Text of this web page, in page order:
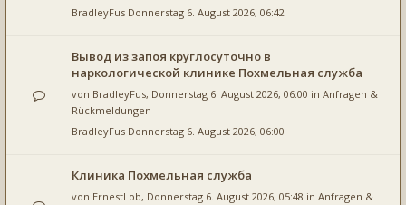
BradleyFus Donnerstag 6. August 2026, 06:42
Вывод из запоя круглосуточно в
наркологической клинике Похмельная служба
von BradleyFus, Donnerstag 6. August 2026, 06:00 in Anfragen &
Rückmeldungen
BradleyFus Donnerstag 6. August 2026, 06:00
Клиника Похмельная служба
von ErnestLob, Donnerstag 6. August 2026, 05:48 in Anfragen &